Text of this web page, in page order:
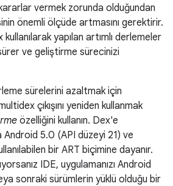
vermek zorunda olduğundan
önemli ölçüde artmasını gerektirir.
yapılan artımlı derlemeler
ve geliştirme sürecinizi
sürelerini azaltmak için
çıkışını yeniden kullanmak
özelliğini kullanın. Dex'e
Android 5.0 (API düzeyi 21) ve
bir ART biçimine dayanır.
IDE, uygulamanızı Android
sonraki sürümlerin yüklü olduğu bir